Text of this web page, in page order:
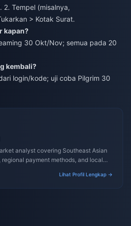
2. Tempel (misalnya,
> Kotak Surat.
kapan?
30 Okt/Nov; semua pada 20
kembali?
login/kode; uji coba Pilgrim 30
analyst covering Southeast Asian
regional payment methods, and local
Lihat Profil Lengkap →